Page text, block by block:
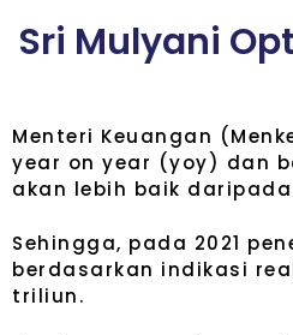
Sri Mulyani Opt
Menteri Keuangan
year on year (yoy) dan
akan lebih baik
Sehingga, pada 2021
berdasarkan indikasi
triliun.